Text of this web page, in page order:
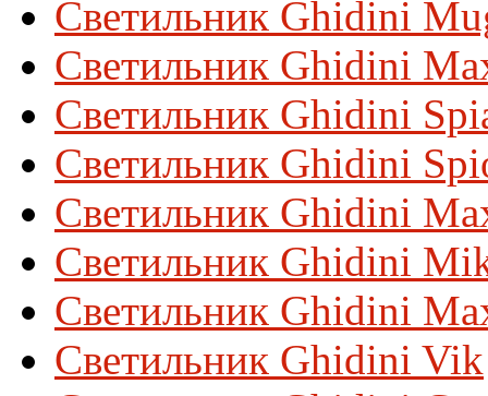
Светильник Ghidini
Светильник Ghidini
Светильник Ghidini
Светильник Ghidini
Светильник Ghidini
Светильник Ghidini
Светильник Ghidini
Светильник Ghidini Vik